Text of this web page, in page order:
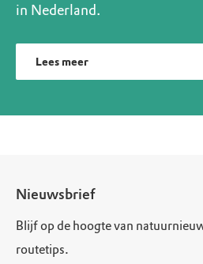
in Nederland.
Lees meer
Nieuwsbrief
Blijf op de hoogte van
routetips.